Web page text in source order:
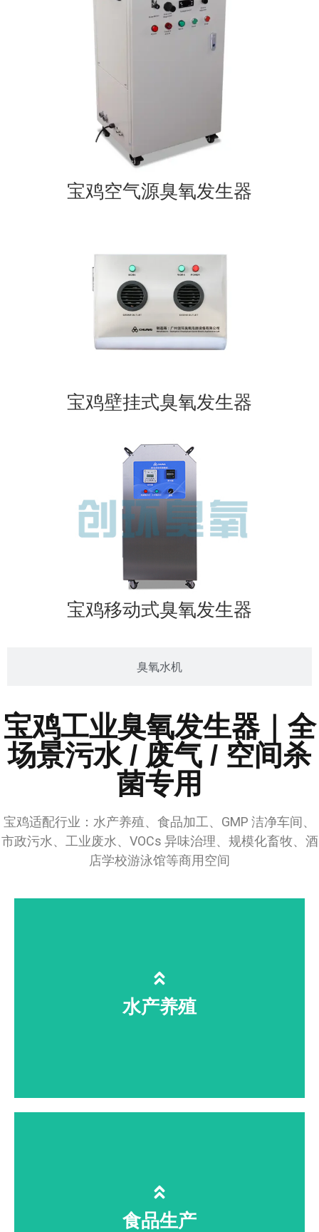
臭氧水机
宝鸡空气源臭氧发生器
宝鸡壁挂式臭氧发生器
宝鸡移动式臭氧发生器
宝鸡工业臭氧发生器｜全
场景污水 / 废气 / 空间杀
菌专用
宝鸡适配行业：水产养殖、食品加工、GMP 洁净车间、
市政污水、工业废水、VOCs 异味治理、规模化畜牧、酒
店学校游泳馆等商用空间
水产养殖
灭杀弧菌有害藻、降解亚盐、无药
残，提升种苗成活率，减少换水成本
食品生产